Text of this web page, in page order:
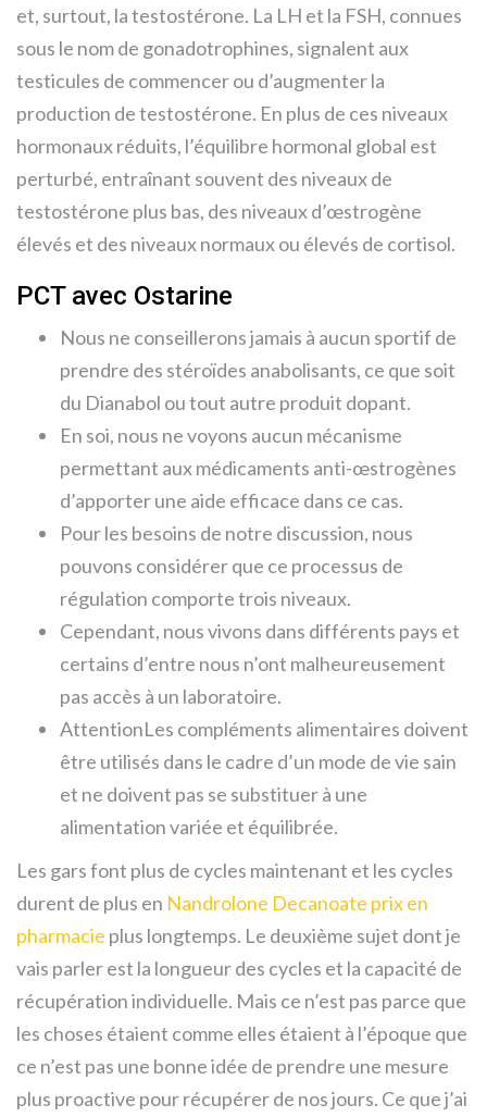
et, surtout, la testostérone. La LH et la FSH, connues
sous le nom de gonadotrophines, signalent aux
testicules de commencer ou d’augmenter la
production de testostérone. En plus de ces niveaux
hormonaux réduits, l’équilibre hormonal global est
perturbé, entraînant souvent des niveaux de
testostérone plus bas, des niveaux d’œstrogène
élevés et des niveaux normaux ou élevés de cortisol.
PCT avec Ostarine
Nous ne conseillerons jamais à aucun sportif de
prendre des stéroïdes anabolisants, ce que soit
du Dianabol ou tout autre produit dopant.
En soi, nous ne voyons aucun mécanisme
permettant aux médicaments anti-œstrogènes
d’apporter une aide efficace dans ce cas.
Pour les besoins de notre discussion, nous
pouvons considérer que ce processus de
régulation comporte trois niveaux.
Cependant, nous vivons dans différents pays et
certains d’entre nous n’ont malheureusement
pas accès à un laboratoire.
AttentionLes compléments alimentaires doivent
être utilisés dans le cadre d’un mode de vie sain
et ne doivent pas se substituer à une
alimentation variée et équilibrée.
Les gars font plus de cycles maintenant et les cycles
durent de plus en Nandrolone Decanoate prix en
pharmacie plus longtemps. Le deuxième sujet dont je
vais parler est la longueur des cycles et la capacité de
récupération individuelle. Mais ce n’est pas parce que
les choses étaient comme elles étaient à l’époque que
ce n’est pas une bonne idée de prendre une mesure
plus proactive pour récupérer de nos jours. Ce que j’ai